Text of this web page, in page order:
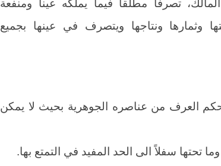
تصرفاً مطلقاً فيما يملكه عيناً ومنفعة
وثمارها ونتاجها ويتصرف في عينها بجميع
العرف من عناصره الجوهرية بحيث لا يمكن